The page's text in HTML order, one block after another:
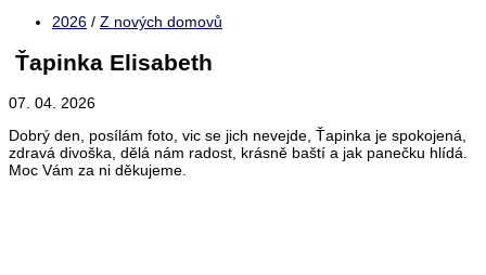
2026 / Z nových domovů
Ťapinka Elisabeth
07. 04. 2026
Dobrý den, posílám foto, vic se jich nevejde, Ťapinka je spokojená,
zdravá divoška, dělá nám radost, krásně baští a jak panečku hlídá.
Moc Vám za ni děkujeme.